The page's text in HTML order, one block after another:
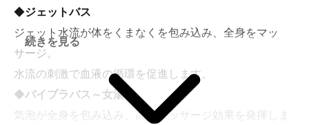
◆ジェットバス
ジェット水流が体をくまなくを包み込み、全身をマッ
サージ。
水流の刺激で血液の循環を促進します。
◆バイブラバス～女湯～
気泡が全身を包み込み、高いマッサージ効果を発揮しま
続きを見る